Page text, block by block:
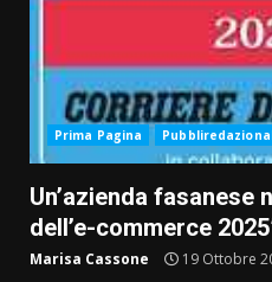
Prima Pagina
Un’azienda fasanese
dell’e-commerce
Marisa Cassone 19 Ottobre